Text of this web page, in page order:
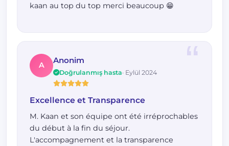
kaan au top du top merci beaucoup 😁
A
Anonim
Doğrulanmış hasta· Eylül 2024
Excellence et Transparence
M. Kaan et son équipe ont été irréprochables
du début à la fin du séjour.
L'accompagnement et la transparence